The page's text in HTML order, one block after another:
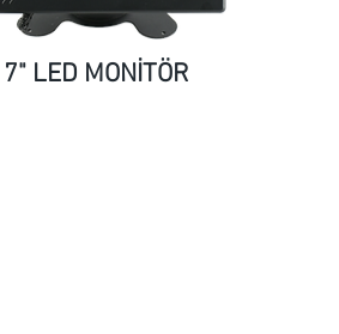
7" LED MONİTÖR